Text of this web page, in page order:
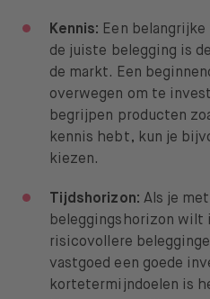
Kennis: Een
de juiste belegging is
de markt. Een
overwegen om te
begrijpen producten
kennis hebt, kun je
kiezen.
Tijdshorizon: Als je
beleggingshorizon wilt
risicovollere
vastgoed een goede
kortetermijndoelen is